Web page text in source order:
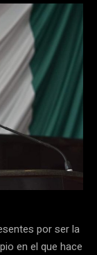
por ser la
en el que hace